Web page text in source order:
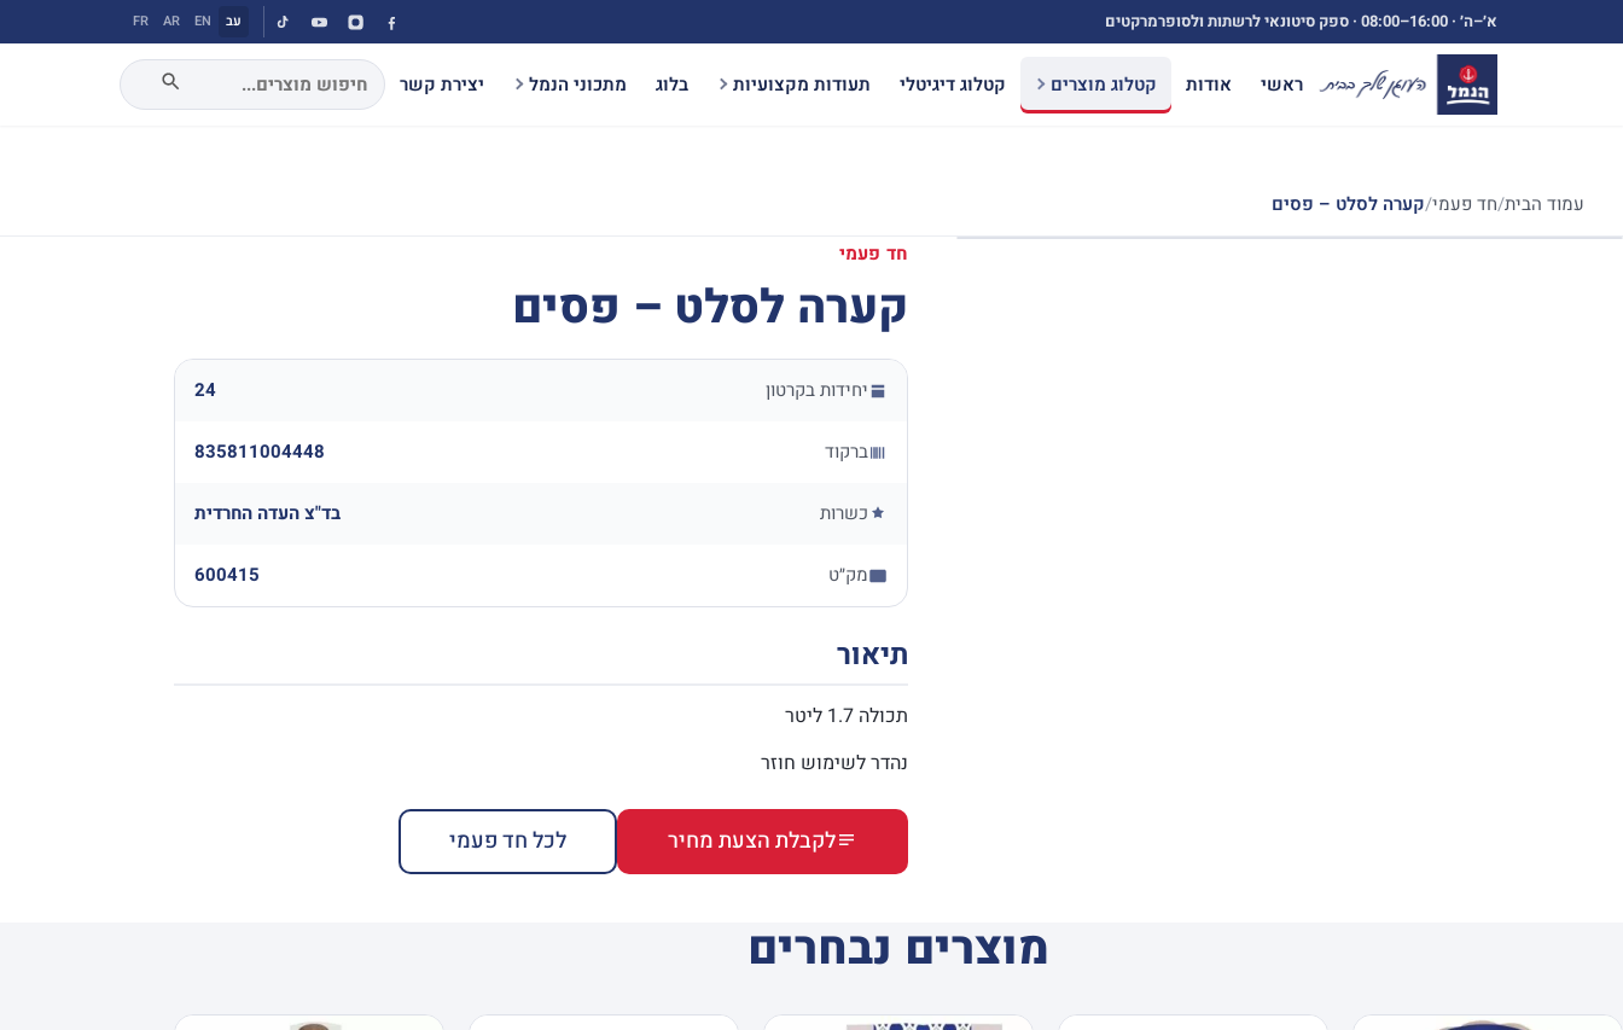
לתוכן
א׳–ה׳ · 08:00–16:00 · ספק סיטונאי לרשתות ולסופרמרקטים עב EN
AR
FR
ראשי אודות קטלוג מוצרים קטלוג דיגיטלי תעודות מקצועיות בלוג מתכוני הנמל יצירת קשר
עמוד הבית/חד פעמי/קערה לסלט – פסים
חד פעמי
קערה לסלט – פסים
יחידות בקרטון 24
ברקוד 835811004448
כשרות בד"צ העדה החרדית
מק״ט 600415
תיאור
תכולה 1.7 ליטר
נהדר לשימוש חוזר
לקבלת הצעת מחיר לכל חד פעמי
מוצרים נבחרים